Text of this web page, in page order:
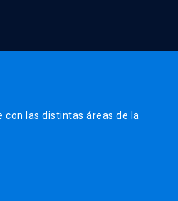
con las distintas áreas de la